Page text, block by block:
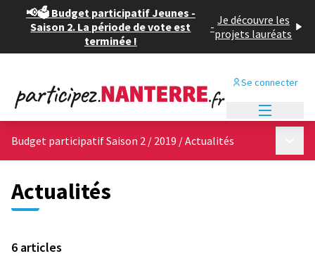
📢🗳️ Budget participatif Jeunes -
Saison 2. La période de vote est
terminée !
- Je découvre les
projets lauréats
Se connecter
Budget participatif Saison 2 / 2019 /Actualités
Actualités
6 articles